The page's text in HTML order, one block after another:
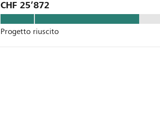
CHF 25’872
Progetto riuscito